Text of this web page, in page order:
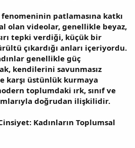
patlamasına katkı
olan videolar, genellikle beyaz,
tepki verdiği, küçük bir
çıkardığı anları içeriyordu.
genellikle güç
kendilerini savunmasız
karşı üstünlük kurmaya
toplumdaki ırk, sınıf ve
doğrudan ilişkilidir.
Kadınların Toplumsal